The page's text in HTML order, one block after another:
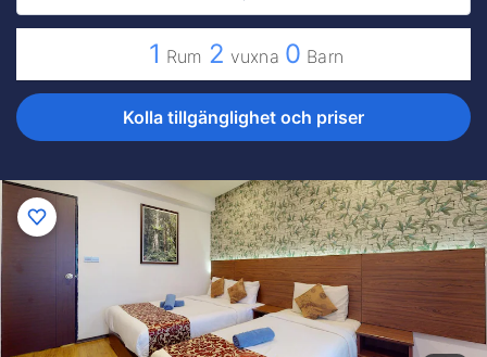
1 Rum 2 vuxna 0 Barn
Kolla tillgänglighet och priser